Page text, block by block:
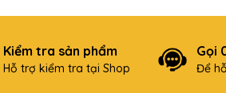
Kiểm tra sản phẩm
Hỗ trợ kiểm tra tại Shop
Gọi
Để